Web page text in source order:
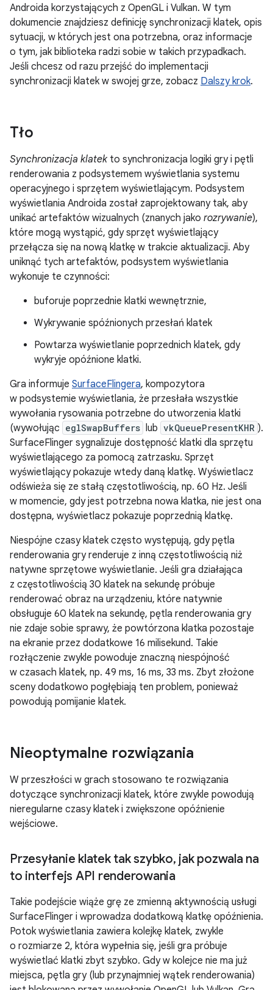
Androida korzystających z OpenGL i Vulkan. W tym
dokumencie znajdziesz definicję synchronizacji klatek, opis
sytuacji, w których jest ona potrzebna, oraz informacje
o tym, jak biblioteka radzi sobie w takich przypadkach.
Jeśli chcesz od razu przejść do implementacji
synchronizacji klatek w swojej grze, zobacz Dalszy krok.
Tło
Synchronizacja klatekto synchronizacja logiki gry i pętli
renderowania z podsystemem wyświetlania systemu
operacyjnego i sprzętem wyświetlającym. Podsystem
wyświetlania Androida został zaprojektowany tak, aby
unikać artefaktów wizualnych (znanych jako rozrywanie),
które mogą wystąpić, gdy sprzęt wyświetlający
przełącza się na nową klatkę w trakcie aktualizacji. Aby
uniknąć tych artefaktów, podsystem wyświetlania
wykonuje te czynności:
buforuje poprzednie klatki wewnętrznie,
Wykrywanie spóźnionych przesłań klatek
Powtarza wyświetlanie poprzednich klatek, gdy
wykryje opóźnione klatki.
Gra informuje SurfaceFlingera, kompozytora
w podsystemie wyświetlania, że przesłała wszystkie
wywołania rysowania potrzebne do utworzenia klatki
(wywołując eglSwapBuffers lub vkQueuePresentKHR ).
SurfaceFlinger sygnalizuje dostępność klatki dla sprzętu
wyświetlającego za pomocą zatrzasku. Sprzęt
wyświetlający pokazuje wtedy daną klatkę. Wyświetlacz
odświeża się ze stałą częstotliwością, np. 60 Hz. Jeśli
w momencie, gdy jest potrzebna nowa klatka, nie jest ona
dostępna, wyświetlacz pokazuje poprzednią klatkę.
Niespójne czasy klatek często występują, gdy pętla
renderowania gry renderuje z inną częstotliwością niż
natywne sprzętowe wyświetlanie. Jeśli gra działająca
z częstotliwością 30 klatek na sekundę próbuje
renderować obraz na urządzeniu, które natywnie
obsługuje 60 klatek na sekundę, pętla renderowania gry
nie zdaje sobie sprawy, że powtórzona klatka pozostaje
na ekranie przez dodatkowe 16 milisekund. Takie
rozłączenie zwykle powoduje znaczną niespójność
w czasach klatek, np. 49 ms, 16 ms, 33 ms. Zbyt złożone
sceny dodatkowo pogłębiają ten problem, ponieważ
powodują pomijanie klatek.
Nieoptymalne rozwiązania
W przeszłości w grach stosowano te rozwiązania
dotyczące synchronizacji klatek, które zwykle powodują
nieregularne czasy klatek i zwiększone opóźnienie
wejściowe.
Przesyłanie klatek tak szybko, jak pozwala na
to interfejs API renderowania
Takie podejście wiąże grę ze zmienną aktywnością usługi
SurfaceFlinger i wprowadza dodatkową klatkę opóźnienia.
Potok wyświetlania zawiera kolejkę klatek, zwykle
o rozmiarze 2, która wypełnia się, jeśli gra próbuje
wyświetlać klatki zbyt szybko. Gdy w kolejce nie ma już
miejsca, pętla gry (lub przynajmniej wątek renderowania)